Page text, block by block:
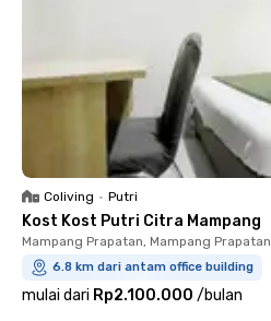
Coliving • Putri
Kost Kost Putri Citra Mampang
Mampang Prapatan, Mampang Prapatan
6.8 km dari antam office building
mulai dari Rp2.100.000 /bulan